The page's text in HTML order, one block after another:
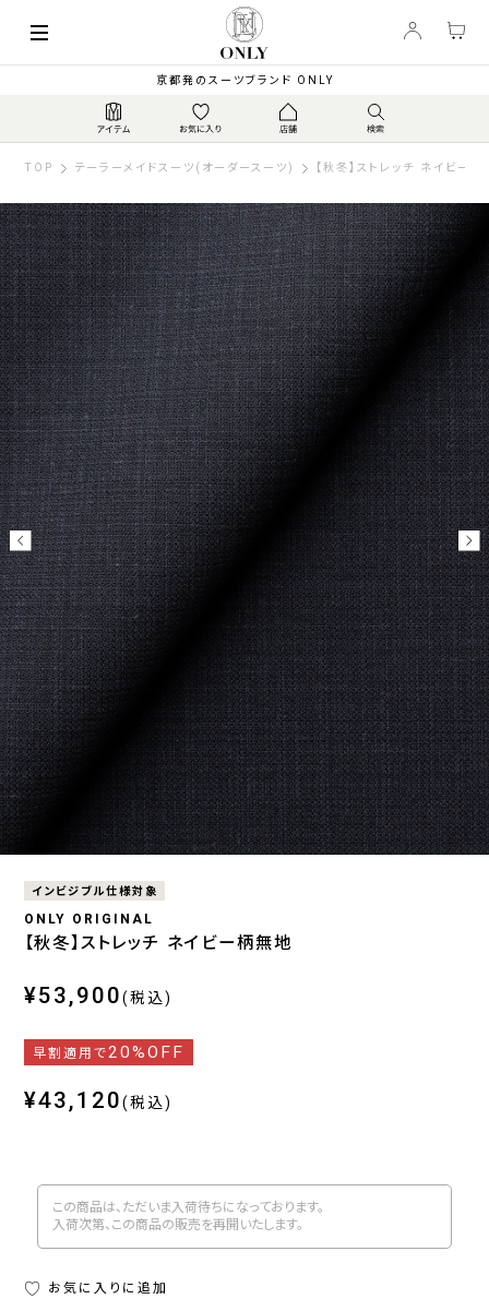
京都発のスーツブランド ONLY
TOP テーラーメイドスーツ(オーダースーツ) 【秋冬】ストレッチ ネイビー柄
インビジブル仕様対象
ONLY ORIGINAL
【秋冬】ストレッチ ネイビー柄無地
¥53,900(税込)
早割適用で20%OFF
¥43,120(税込)
この商品は、ただいま入荷待ちになっております。
入荷次第、この商品の販売を再開いたします。
お気に入りに追加